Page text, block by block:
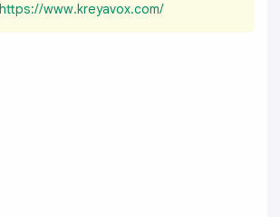
https://www.kreyavox.com/